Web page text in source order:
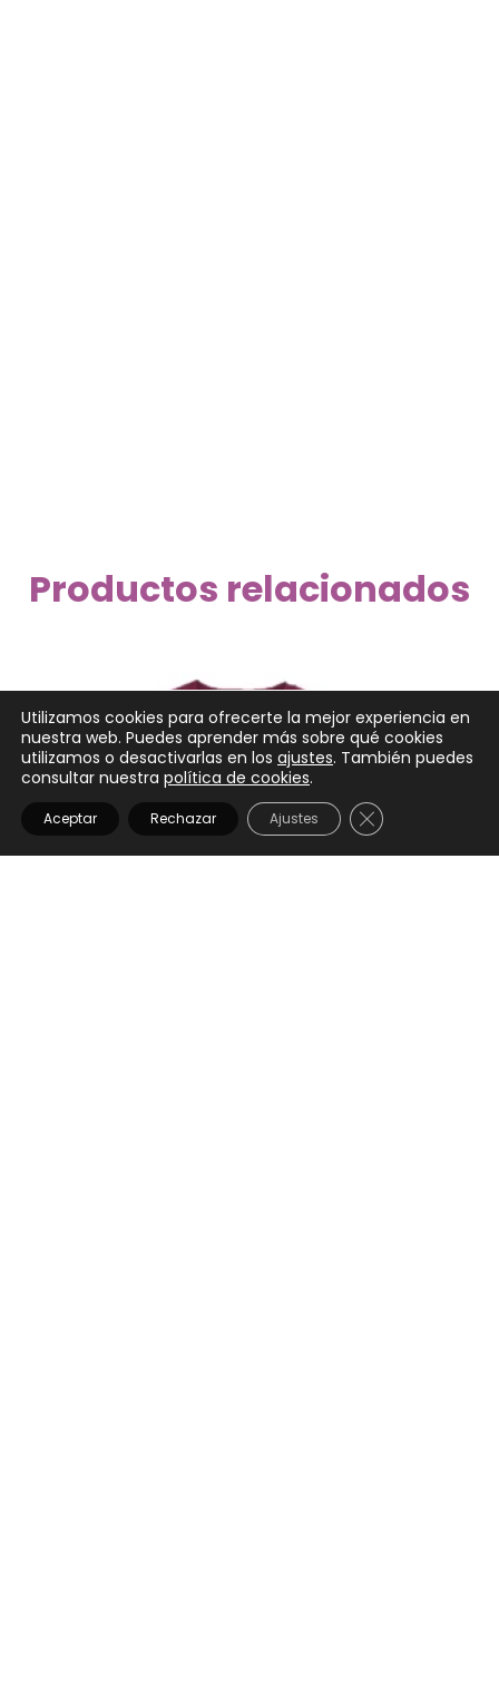
Productos relacionados
Utilizamos cookies para ofrecerte la mejor experiencia en
nuestra web. Puedes aprender más sobre qué cookies
utilizamos o desactivarlas en los ajustes. También puedes
consultar nuestra política de cookies.
Aceptar Rechazar Ajustes CERRAR EL